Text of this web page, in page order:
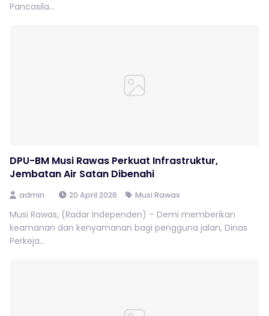
Pancasila...
DPU-BM Musi Rawas Perkuat Infrastruktur,
Jembatan Air Satan Dibenahi
admin 20 April 2026 Musi Rawas
Musi Rawas, (Radar Independen) – Demi memberikan
keamanan dan kenyamanan bagi pengguna jalan, Dinas
Perkeja...